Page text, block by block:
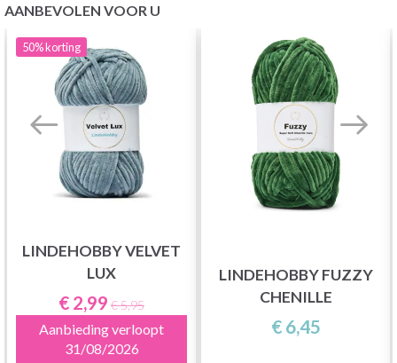
AANBEVOLEN VOOR U
50%korting
LINDEHOBBY VELVET
LUX
€ 2,99 € 5,95
Aanbieding verloopt
31/08/2026
LINDEHOBBY FUZZY
CHENILLE
€ 6,45